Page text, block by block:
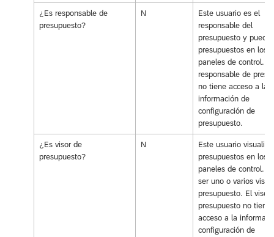
¿Es responsable de
presupuesto?
N
Este usuario es el
responsable del
presupuesto y puede
presupuestos en los
paneles de control. El
responsable de
no tiene acceso a la
información de
configuración de
presupuesto.
¿Es visor de
presupuesto?
N
Este usuario
presupuestos en los
paneles de control.
ser uno o varios
presupuesto. El visor
presupuesto no tiene
acceso a la
configuración de